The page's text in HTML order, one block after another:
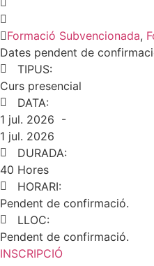
Formació Subvencionada,
Dates pendent de
TIPUS:
Curs presencial
DATA:
1 jul. 2026 -
1 jul. 2026
DURADA:
40 Hores
HORARI:
Pendent de confirmació.
LLOC:
Pendent de confirmació.
INSCRIPCIÓ